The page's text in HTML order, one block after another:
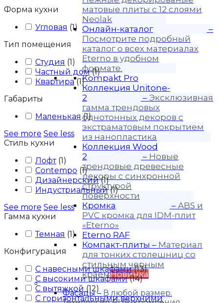
матовые плиты с 12 слоями
Neolak
Онлайн-каталог
–
Посмотрите подробный
каталог о всех материалах
Eterno в удобном
формате.
Kompakt Pro
Коллекция Unitone-
2
– Эксклюзивная
гамма трендовых
однотонных декоров с
экстраматовым покрытием
из нанопластика
Коллекция Wood
2
– Новые
трендовые древесные
декоры с синхронной
структурой
поверхности
Кромка
– ABS и
PVC кромка для IDM-плит
«Eterno»
Eterno RAF
Компакт-плиты – Материал
для тонких столешниц со
стильным черным
краемНовинка
Продукция
Фасады– В любой размер.
Форма кухни
Угловая (1)
Тип помещения
Студия (1)
Частный дом (1)
Квартира (1)
Габариты
Маленькая (1)
See more See less
Стиль кухни
Лофт (1)
Contempo (1)
Дизайнерский (1)
Индустриальный (1)
See more See less
Гамма кухни
Темная (1)
Конфигурация
С навесными шкафами (13)
С высокими шкафами (14)
С вытяжкой (12)
С горизонтальными верхними